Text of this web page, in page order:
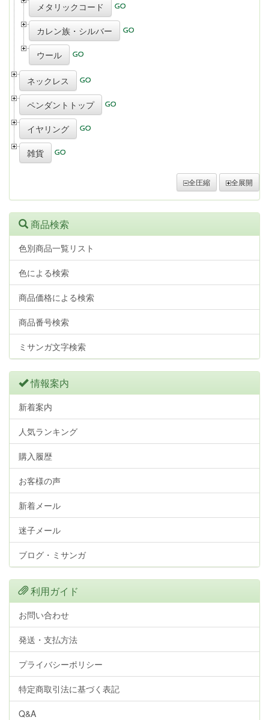
メタリックコード
カレン族・シルバー
ウール
ネックレス
ペンダントトップ
イヤリング
雑貨
全圧縮 全展開
商品検索
色別商品一覧リスト
色による検索
商品価格による検索
商品番号検索
ミサンガ文字検索
情報案内
新着案内
人気ランキング
購入履歴
お客様の声
新着メール
迷子メール
ブログ・ミサンガ
利用ガイド
お問い合わせ
発送・支払方法
プライバシーポリシー
特定商取引法に基づく表記
Q&A